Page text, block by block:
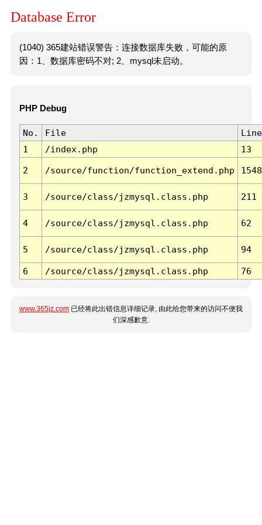
Database Error
(1040) 365建站错误警告：连接数据库失败，可能的原
因：1、数据库密码不对; 2、mysql未启动。
PHP Debug
No. File
Line
1
/index.php 13
2 /source/function/function_extend.php 1548
3 /source/class/jzmysql.class.php 211
4 /source/class/jzmysql.class.php 62
5 /source/class/jzmysql.class.php 94
6 /source/class/jzmysql.class.php 76
www.365jz.com 已经将此出错信息详细记录, 由此给您带来的访问不便我
们深感歉意.